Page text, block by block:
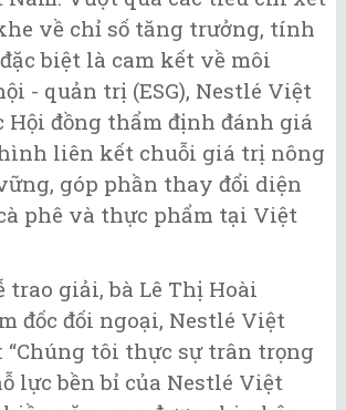
về chỉ số tăng trưởng, tính
biệt là cam kết về môi
- quản trị (ESG), Nestlé Việt
Hội đồng thẩm định đánh giá
liên kết chuỗi giá trị nông
góp phần thay đổi diện
phê và thực phẩm tại Việt
trao giải, bà Lê Thị Hoài
đốc đối ngoại, Nestlé Việt
“Chúng tôi thực sự trân trọng
lực bền bỉ của Nestlé Việt